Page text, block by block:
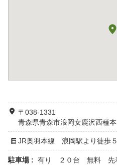
〒038-1331
青森県青森市浪岡女鹿沢西種
JR奥羽本線 浪岡駅より徒歩
駐車場 : 有り ２０台 無料 先